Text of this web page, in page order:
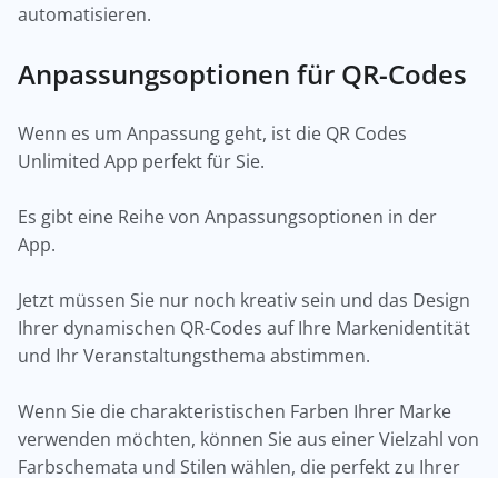
automatisieren.
Anpassungsoptionen für QR-Codes
Wenn es um Anpassung geht, ist die QR Codes
Unlimited App perfekt für Sie.
Es gibt eine Reihe von Anpassungsoptionen in der
App.
Jetzt müssen Sie nur noch kreativ sein und das Design
Ihrer dynamischen QR-Codes auf Ihre Markenidentität
und Ihr Veranstaltungsthema abstimmen.
Wenn Sie die charakteristischen Farben Ihrer Marke
verwenden möchten, können Sie aus einer Vielzahl von
Farbschemata und Stilen wählen, die perfekt zu Ihrer